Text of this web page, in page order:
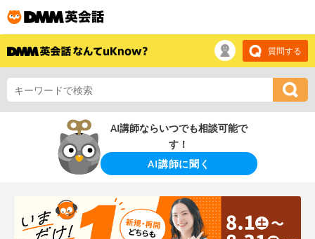
質問する
AI講師ならいつでも相談可能で
す！
AI講師に聞く